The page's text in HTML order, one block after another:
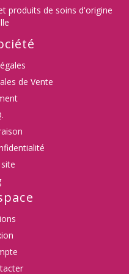
produits de soins d'origine
de Vente